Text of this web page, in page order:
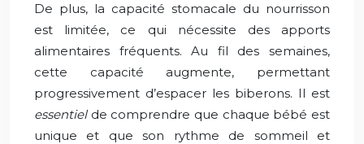
De plus, la capacité stomacale du nourrisson
est limitée, ce qui nécessite des apports
alimentaires fréquents. Au fil des semaines,
cette capacité augmente, permettant
progressivement d’espacer les biberons. Il est
essentiel de comprendre que chaque bébé est
unique et que son rythme de sommeil et